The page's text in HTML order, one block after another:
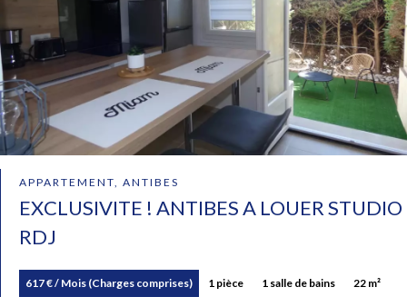
APPARTEMENT, ANTIBES
EXCLUSIVITE ! ANTIBES A LOUER STUDIO
RDJ
617 € / Mois (Charges comprises) 1 pièce 1 salle de bains 22 m²